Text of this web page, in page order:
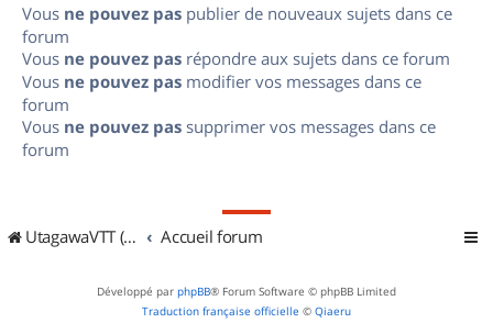
Vous ne pouvez pas publier de nouveaux sujets dans ce
forum
Vous ne pouvez pas répondre aux sujets dans ce forum
Vous ne pouvez pas modifier vos messages dans ce
forum
Vous ne pouvez pas supprimer vos messages dans ce
forum
UtagawaVTT (Randos VTT et VTTAE avec traces GPS) Accueil forum
Développé par phpBB® Forum Software © phpBB Limited
Traduction française officielle © Qiaeru